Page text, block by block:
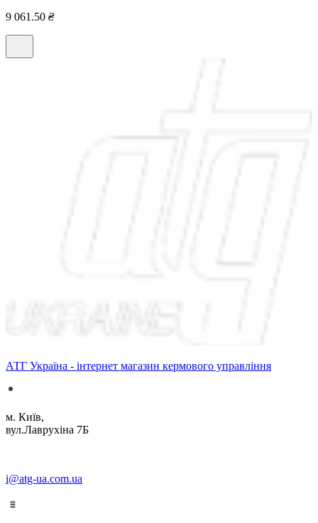
9 061.50 ₴
АТГ Україна - інтернет магазин кермового управління
м. Київ,
вул.Лаврухіна 7Б
i@atg-ua.com.ua